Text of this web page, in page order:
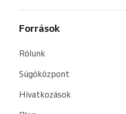
Források
Rólunk
Súgóközpont
Hivatkozások